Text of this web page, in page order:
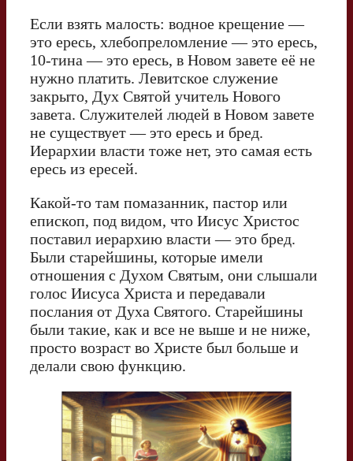
Если взять малость: водное крещение —
это ересь, хлебопреломление — это ересь,
10-тина — это ересь, в Новом завете её не
нужно платить. Левитское служение
закрыто, Дух Святой учитель Нового
завета. Служителей людей в Новом завете
не существует — это ересь и бред.
Иерархии власти тоже нет, это самая есть
ересь из ересей.
Какой-то там помазанник, пастор или
епископ, под видом, что Иисус Христос
поставил иерархию власти — это бред.
Были старейшины, которые имели
отношения с Духом Святым, они слышали
голос Иисуса Христа и передавали
послания от Духа Святого. Старейшины
были такие, как и все не выше и не ниже,
просто возраст во Христе был больше и
делали свою функцию.